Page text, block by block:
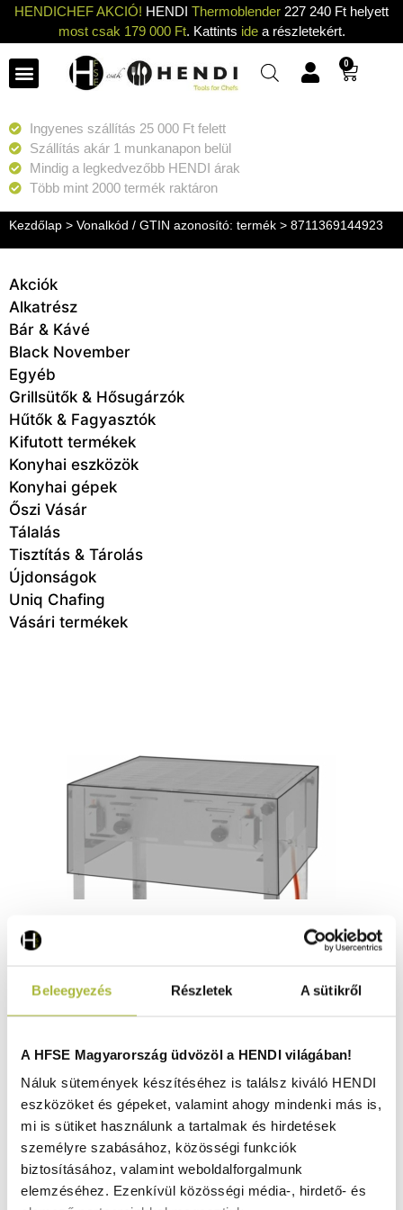
Beleegyezés Részletek A sütikről
A HFSE Magyarország üdvözöl a HENDI világában!
Náluk sütemények készítéséhez is találsz kiváló HENDI
eszközöket és gépeket, valamint ahogy mindenki más is,
mi is sütiket használunk a tartalmak és hirdetések
személyre szabásához, közösségi funkciók
biztosításához, valamint weboldalforgalmunk
elemzéséhez. Ezenkívül közösségi média-, hirdető- és
HENDICHEF AKCIÓ! HENDI Thermoblender 227 240 Ft helyett
most csak 179 000 Ft. Kattints idea részletekért.
0
Ingyenes szállítás 25 000 Ft felett
Szállítás akár 1 munkanapon belül
Mindig a legkedvezőbb HENDI árak
Több mint 2000 termék raktáron
Kezdőlap > Vonalkód / GTIN azonosító: termék > 8711369144923
Akciók
Alkatrész
Bár & Kávé
Black November
Egyéb
Grillsütők & Hősugárzók
Hűtők & Fagyasztók
Kifutott termékek
Konyhai eszközök
Konyhai gépek
Őszi Vásár
Tálalás
Tisztítás & Tárolás
Újdonságok
Uniq Chafing
Vásári termékek
720x560x(H)360 mm - HENDI 144923
7.050Ft
(5.551Ft+ ÁFA)
KOSÁRBA